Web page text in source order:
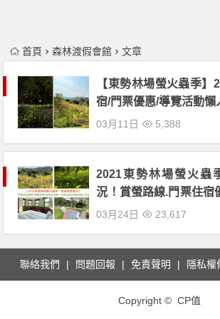
首頁 森林渡假會館 文章
【東勢林場螢火蟲季】
宿/門票優惠/導覽活動懶
03月11日 5,388
2021東勢林場螢火蟲
況！賞螢路線.門票住宿
區秘境全攻略！全新森
03月24日 23,617
聯絡我們 問題回報 免責聲明 隱私權
Copyright © CP值